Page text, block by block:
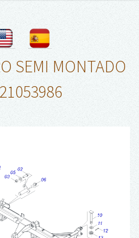
SEMI MONTADO